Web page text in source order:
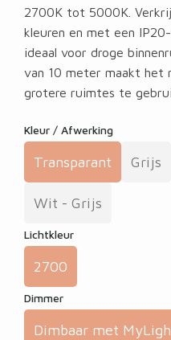
2700K tot 5000K.
kleuren en met een
ideaal voor droge
van 10 meter maakt het
grotere ruimtes te
Kleur / Afwerking
Transparant Grijs
Wit - Grijs
Lichtkleur
2700
Dimmer
Dimbaar met